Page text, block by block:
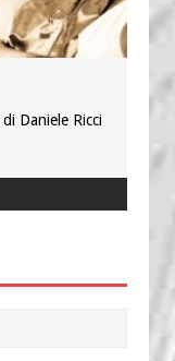
Daniele Ricci